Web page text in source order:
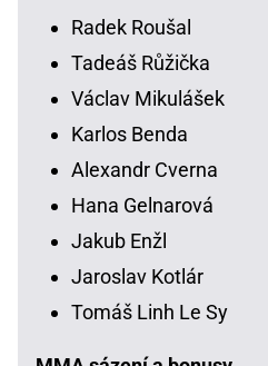
Radek Roušal
Tadeáš Růžička
Václav Mikulášek
Karlos Benda
Alexandr Cverna
Hana Gelnarová
Jakub Enžl
Jaroslav Kotlár
Tomáš Linh Le Sy